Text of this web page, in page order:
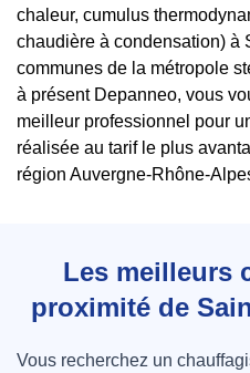
chaleur, cumulus
chaudière à condensation) à
communes de la métropole
à présent Depanneo, vous
meilleur professionnel pour
réalisée au tarif le plus
région Auvergne-Rhône-
Les meilleurs
proximité de
Vous recherchez un